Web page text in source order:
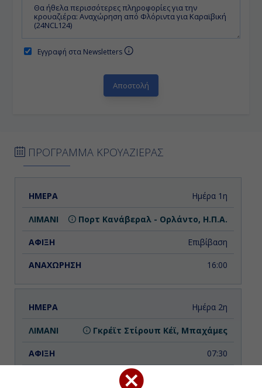
Εγγραφή στα Newsletters
ΠΡΟΓΡΑΜΜΑ ΚΡΟΥΑΖΙΕΡΑΣ
ΗΜΕΡΑ ΑΝΑΧΩΡΗΣΗ
Ημέρα 1η
Πορτ Κανάβεραλ - Ορλάντο, Η.Π.Α.
Επιβίβαση
16:00
Ημέρα 2η
Γκρέϊτ Στίρουπ Κέϊ, Μπαχάμες
07:30